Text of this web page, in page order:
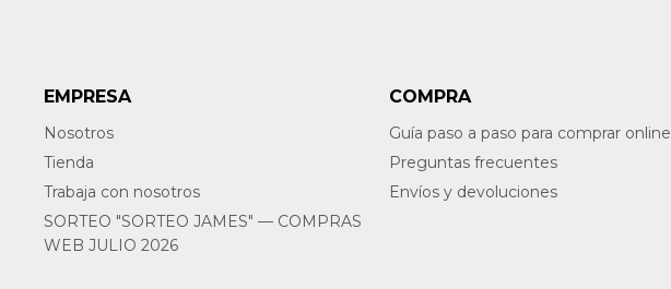
EMPRESA
Nosotros
Tienda
Trabaja con nosotros
SORTEO "SORTEO JAMES" — COMPRAS
WEB JULIO 2026
COMPRA
Guía paso a paso para comprar online
Preguntas frecuentes
Envíos y devoluciones